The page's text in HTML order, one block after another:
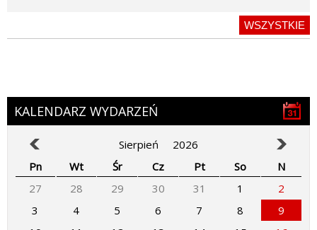
WSZYSTKIE
KALENDARZ WYDARZEŃ
Sierpień
2026
Pn
Wt Śr Cz Pt So
N
27
28 29 30 31 1
2
3
4 5 6 7 8
9